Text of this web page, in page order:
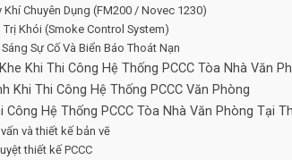
Khí Chuyên Dụng (FM200 / Novec 1230)
Khói (Smoke Control System)
Sự Cố Và Biển Báo Thoát Nạn
Khi Thi Công Hệ Thống PCCC Tòa Nhà Văn
Khi Thi Công Hệ Thống PCCC Văn Phòng
Công Hệ Thống PCCC Tòa Nhà Văn Phòng Tại
và thiết kế bản vẽ
thiết kế PCCC